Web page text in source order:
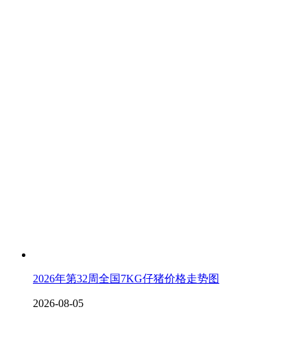
2026年第32周全国7KG仔猪价格走势图
2026-08-05